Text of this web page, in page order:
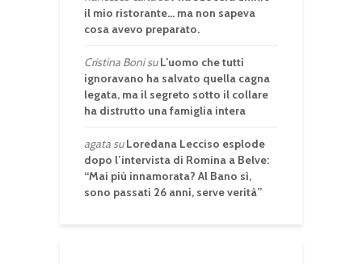
il mio ristorante… ma non sapeva
cosa avevo preparato.
Cristina BonisuL’uomo che tutti
ignoravano ha salvato quella cagna
legata, ma il segreto sotto il collare
ha distrutto una famiglia intera
agata suLoredana Lecciso esplode
dopo l’intervista di Romina a Belve:
“Mai più innamorata? Al Bano sì,
sono passati 26 anni, serve verità”